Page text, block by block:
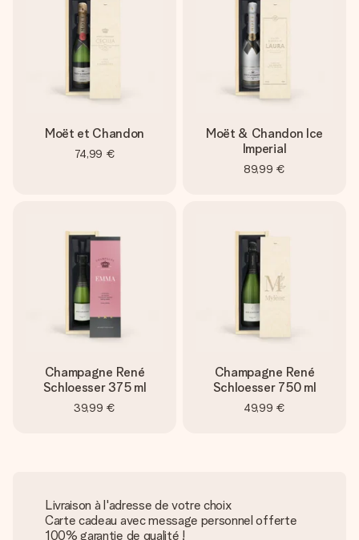
Moët et Chandon
74,99 €
Moët & Chandon Ice
Imperial
89,99 €
Champagne René
Schloesser 375 ml
39,99 €
Champagne René
Schloesser 750 ml
49,99 €
Livraison à l'adresse de votre choix
Carte cadeau avec message personnel offerte
100% garantie de qualité !